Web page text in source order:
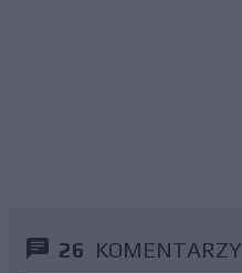
26 KOMENTARZY